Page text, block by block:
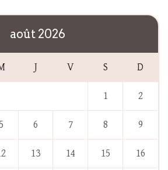
août 2026
J V S D
1 2
6 7 8 9
13 14 15 16